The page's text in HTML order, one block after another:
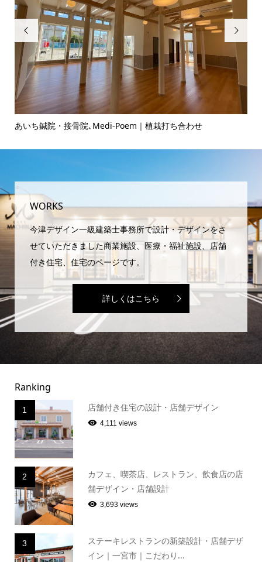

あいち鍼院・接骨院､Medi-Poem｜植栽打ち合わせ

WORKS
今津デザイン一級建築士事務所で設計・デザインをさ
せていただきました商業施設、医療・福祉施設、店舗
付き住宅、住宅のページです。
詳しくはこちら
Ranking
1 店舗付き住宅の設計・店舗デザイン
4,111 views
2
カフェ、喫茶店、レストラン、飲食店の店
舗デザイン・店舗設計
3,693 views
3
ステーキレストランの新築設計・店舗デザ
イン｜一宮市｜こだわり...